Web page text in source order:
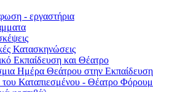
- εργαστήρια
Κατασκηνώσεις
Εκπαίδευση και Θέατρο
Ημέρα Θεάτρου στην Εκπαίδευση
Καταπιεσμένου - Θέατρο Φόρουμ